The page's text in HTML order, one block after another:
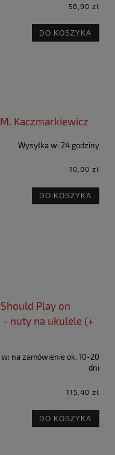
56,90 zł
DO KOSZYKA
Kaczmarkiewicz
Wysyłka w: 24 godziny
10,00 zł
DO KOSZYKA
Play on
nuty na ukulele (+
na zamówienie ok. 10-20
dni
115,40 zł
DO KOSZYKA